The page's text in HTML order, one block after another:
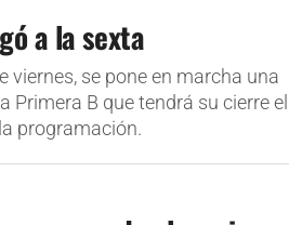
a la sexta
viernes, se pone en marcha una
Primera B que tendrá su cierre el
programación.